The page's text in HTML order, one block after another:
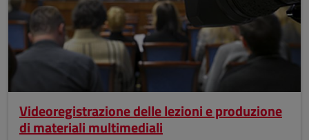
Videoregistrazione delle lezioni e produzione
di materiali multimediali